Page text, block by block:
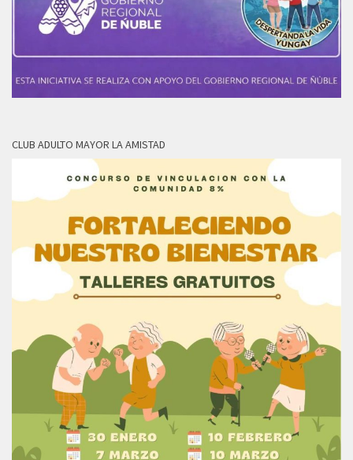
CLUB ADULTO MAYOR LA AMISTAD